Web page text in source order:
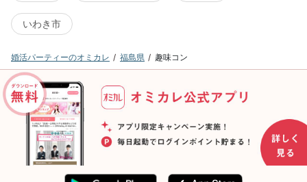
いわき市
婚活パーティーのオミカレ 福島県 趣味コン